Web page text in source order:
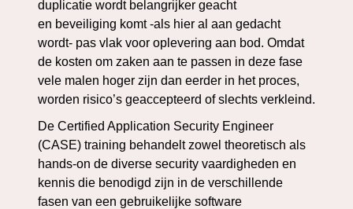
duplicatie wordt belangrijker geacht
en beveiliging komt -als hier al aan gedacht
wordt- pas vlak voor oplevering aan bod. Omdat
de kosten om zaken aan te passen in deze fase
vele malen hoger zijn dan eerder in het proces,
worden risico’s geaccepteerd of slechts verkleind.
De Certified Application Security Engineer
(CASE) training behandelt zowel theoretisch als
hands-on de diverse security vaardigheden en
kennis die benodigd zijn in de verschillende
fasen van een gebruikelijke software